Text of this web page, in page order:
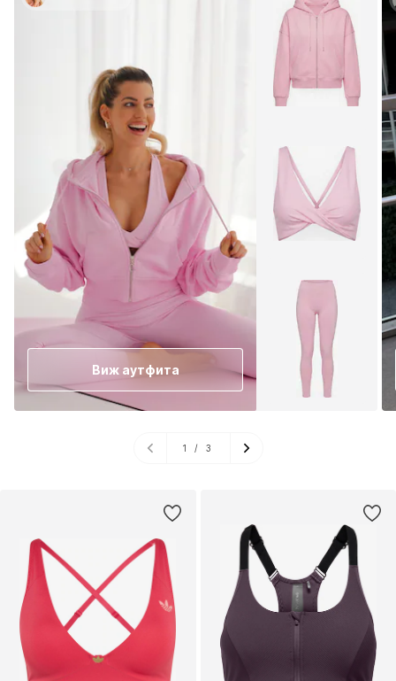
Виж аутфита
1 / 3